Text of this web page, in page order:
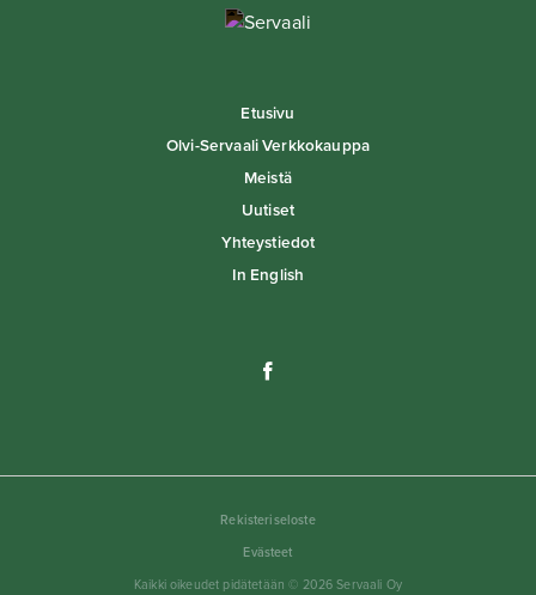
Etusivu
Olvi-Servaali Verkkokauppa
Meistä
Uutiset
Yhteystiedot
In English
Rekisteriseloste
Evästeet
Kaikki oikeudet pidätetään © 2026 Servaali Oy